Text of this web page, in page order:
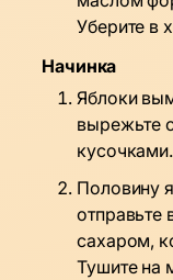
Уберите в
Начинка
Яблоки
вырежьте
кусочками.
Половину
отправьте
сахаром,
Тушите на